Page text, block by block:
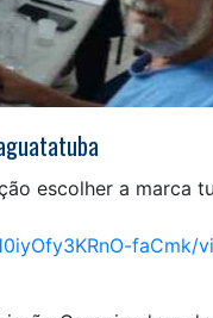
escolher a marca
faCmk/